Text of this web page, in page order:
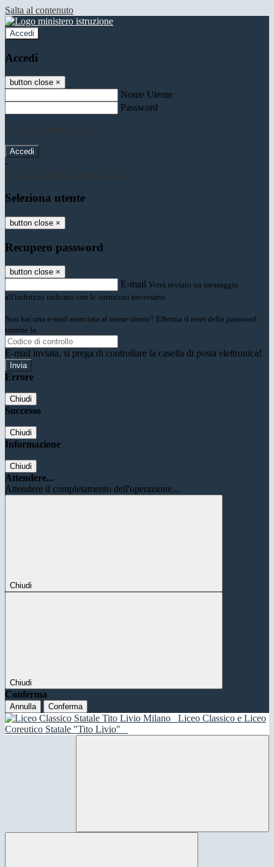
Salta al contenuto
Accedi
Accedi
button close ×
Nome Utente
Password
-
Seleziona utente
button close ×
Recupero password
button close ×
E-mail Verrà inviato un messaggio
all'indirizzo indicato con le istruzioni necessarie.
Non hai una e-mail associata al nome utente? Effettua il reset della password
tramite la
E-mail inviata, si prega di controllare la casella di posta elettronica!
Errore
Chiudi
Successo
Chiudi
Informazione
Chiudi
Attendere...
Attendere il completamento dell'operazione...
Chiudi
Chiudi
Conferma
Annulla Conferma
Liceo Classico e Liceo
Coreutico Statale "Tito Livio"